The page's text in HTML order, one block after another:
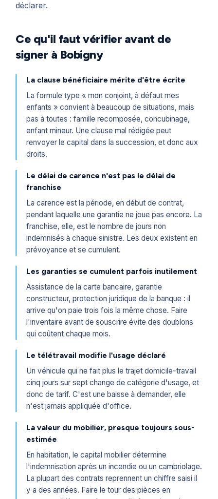
déclarer.
Ce qu'il faut vérifier avant de
signer à Bobigny
La clause bénéficiaire mérite d'être écrite
La formule type « mon conjoint, à défaut mes
enfants » convient à beaucoup de situations, mais
pas à toutes : famille recomposée, concubinage,
enfant mineur. Une clause mal rédigée peut
renvoyer le capital dans la succession, et donc aux
droits.
Le délai de carence n'est pas le délai de
franchise
La carence est la période, en début de contrat,
pendant laquelle une garantie ne joue pas encore. La
franchise, elle, est le nombre de jours non
indemnisés à chaque sinistre. Les deux existent en
prévoyance et se cumulent.
Les garanties se cumulent parfois inutilement
Assistance de la carte bancaire, garantie
constructeur, protection juridique de la banque : il
arrive qu'on paie trois fois la même chose. Faire
l'inventaire avant de souscrire évite des doublons
qui coûtent chaque mois.
Le télétravail modifie l'usage déclaré
Un véhicule qui ne fait plus le trajet domicile-travail
cinq jours sur sept change de catégorie d'usage, et
donc de tarif. C'est une baisse à demander, elle
n'est jamais appliquée d'office.
La valeur du mobilier, presque toujours sous-
estimée
En habitation, le capital mobilier détermine
l'indemnisation après un incendie ou un cambriolage.
La plupart des contrats reprennent un chiffre saisi il
y a des années. Faire le tour des pièces en